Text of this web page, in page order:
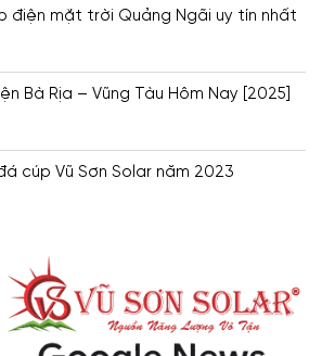
điện mặt trời Quảng Ngãi uy tín nhất
Bà Rịa – Vũng Tàu Hôm Nay [2025]
cúp Vũ Sơn Solar năm 2023